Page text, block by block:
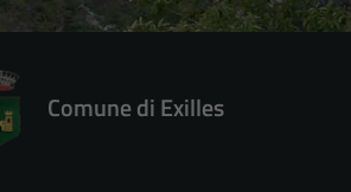
Comune di Exilles